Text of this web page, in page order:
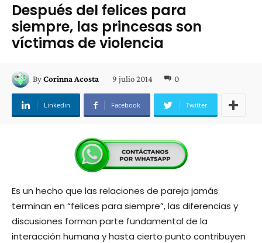
Después del felices para
siempre, las princesas son
víctimas de violencia
ByCorinna Acosta 9 julio 2014 0
Linkedin Facebook Twitter
Es un hecho que las relaciones de pareja jamás
terminan en “felices para siempre”, las diferencias y
discusiones forman parte fundamental de la
interacción humana y hasta cierto punto contribuyen